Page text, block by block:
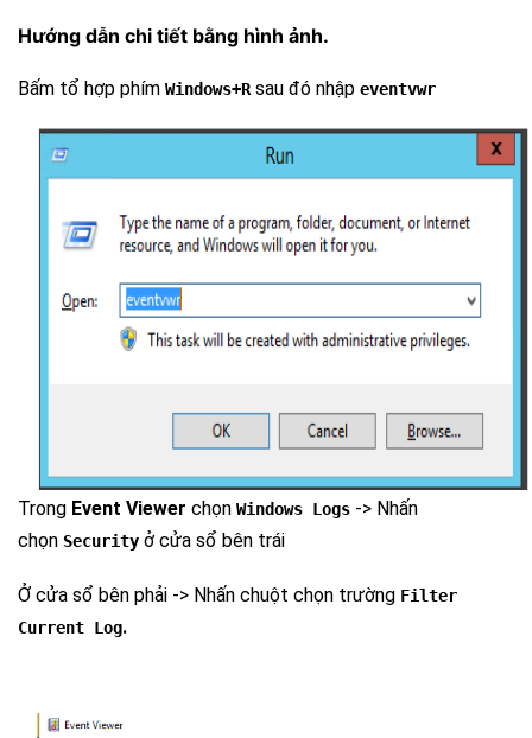
Hướng dẫn chi tiết bằng hình ảnh.
Bấm tổ hợp phím Windows+Rsau đó nhập eventvwr
Trong Event Viewer chọn Windows Logs -> Nhấn
chọn Security ở cửa sổ bên trái
Ở cửa sổ bên phải -> Nhấn chuột chọn trường Filter
Current Log.